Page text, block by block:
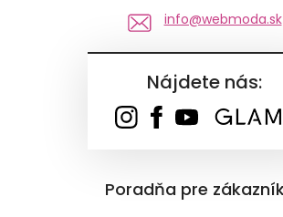
info@webmoda.sk
Nájdete nás:
Poradňa pre